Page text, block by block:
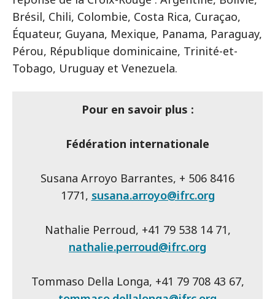
Brésil, Chili, Colombie, Costa Rica, Curaçao,
Équateur, Guyana, Mexique, Panama, Paraguay,
Pérou, République dominicaine, Trinité-et-
Tobago, Uruguay et Venezuela.
Pour en savoir plus :
Fédération internationale
Susana Arroyo Barrantes, + 506 8416
1771, susana.arroyo@ifrc.org
Nathalie Perroud, +41 79 538 14 71,
nathalie.perroud@ifrc.org
Tommaso Della Longa, +41 79 708 43 67,